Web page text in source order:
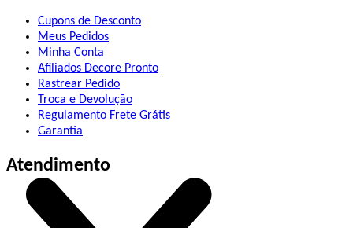
Cupons de Desconto
Meus Pedidos
Minha Conta
Afiliados Decore Pronto
Rastrear Pedido
Troca e Devolução
Regulamento Frete Grátis
Garantia
Atendimento